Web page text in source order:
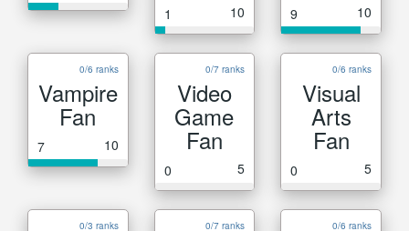
1 10 9 10
0/6 ranks
Vampire
Fan
7 10
0/7 ranks
Video
Game
Fan
0 5
0/6 ranks
Visual
Arts
Fan
0 5
0/3 ranks 0/7 ranks 0/6 ranks